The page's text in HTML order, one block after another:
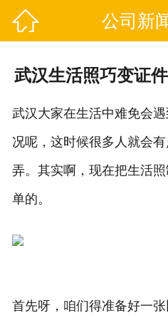
 公司新
武汉生活照巧变证
武汉大家在生活中难免会
况呢，这时候很多人就会
弄。其实啊，现在把生活
单的。
首先呀，咱们得准备好一